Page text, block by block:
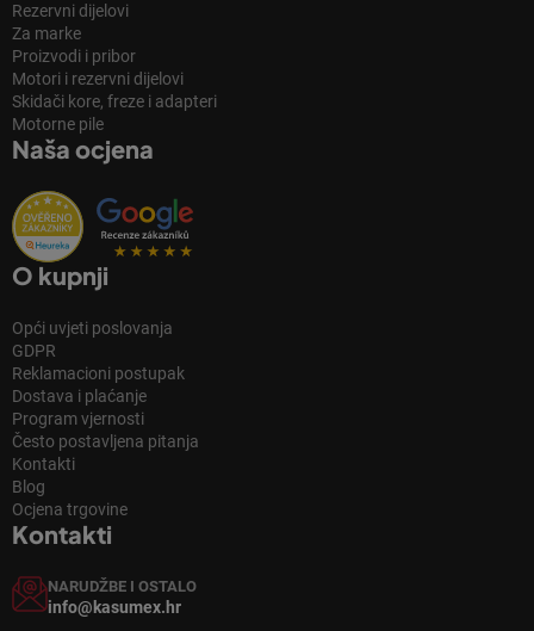
Rezervni dijelovi
Za marke
Proizvodi i pribor
Motori i rezervni dijelovi
Skidači kore, freze i adapteri
Motorne pile
Naša ocjena
O kupnji
Opći uvjeti poslovanja
GDPR
Reklamacioni postupak
Dostava i plaćanje
Program vjernosti
Često postavljena pitanja
Kontakti
Blog
Ocjena trgovine
Kontakti
NARUDŽBE I OSTALO
info@kasumex.hr